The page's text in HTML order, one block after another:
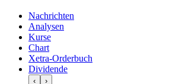
Nachrichten
Analysen
Kurse
Chart
Xetra-Orderbuch
Dividende
‹ ›